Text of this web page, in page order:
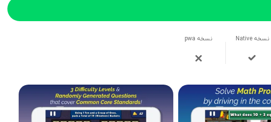
نسخه Native نسخه pwa